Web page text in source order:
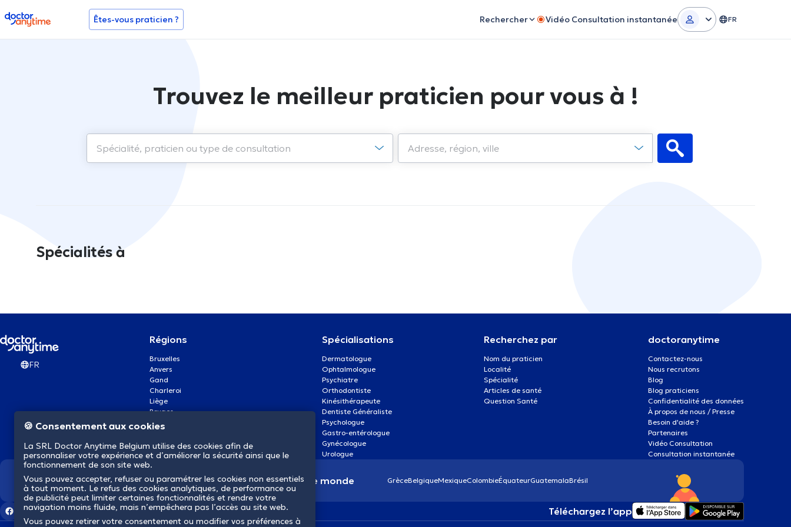
doctoranytime Êtes-vous praticien ? Rechercher Vidéo Consultation instantanée FR
Trouvez le meilleur praticien pour vous à !
Spécialités à
FR
Régions
Bruxelles
Anvers
Gand
Charleroi
Liège
Bruges
Namur
Mons
Aalst Flandre-Orientale
Spécialisations
Dermatologue
Ophtalmologue
Psychiatre
Orthodontiste
Kinésithérapeute
Dentiste Généraliste
Psychologue
Gastro-entérologue
Gynécologue
Urologue
Recherchez par
Nom du praticien
Localité
Spécialité
Articles de santé
Question Santé
doctoranytime
Contactez-nous
Nous recrutons
Blog
Blog praticiens
Confidentialité des données
À propos de nous / Presse
Besoin d'aide ?
Partenaires
Vidéo Consultation
Consultation instantanée
Nous révolutionnons la santé dans le monde GrèceBelgiqueMexiqueColombieÉquateurGuatemalaBrésil
Téléchargez l’app
🍪 Consentement aux cookies
La SRL Doctor Anytime Belgium utilise des cookies afin de
personnaliser votre expérience et d’améliorer la sécurité ainsi que le
fonctionnement de son site web.
Vous pouvez accepter, refuser ou paramétrer les cookies non essentiels
à tout moment. Le refus des cookies analytiques, de performance ou
de publicité peut limiter certaines fonctionnalités et rendre votre
navigation moins fluide, mais n’empêchera pas l’accès au site web.
Vous pouvez retirer votre consentement ou modifier vos préférences à